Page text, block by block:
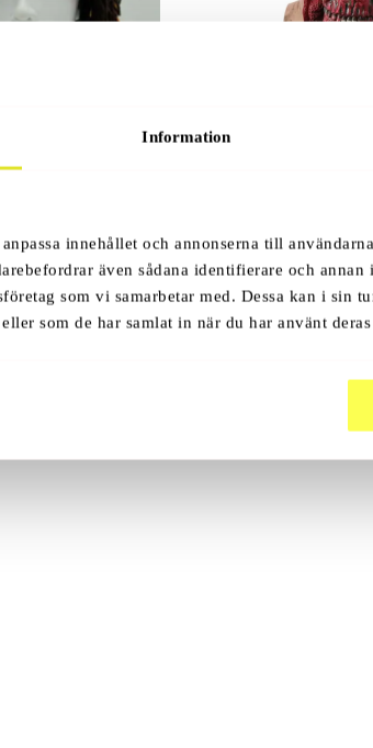
Information
innehållet och annonserna till
även sådana identifierare och
som vi samarbetar med. Dessa kan i sin
som de har samlat in när du har använt deras